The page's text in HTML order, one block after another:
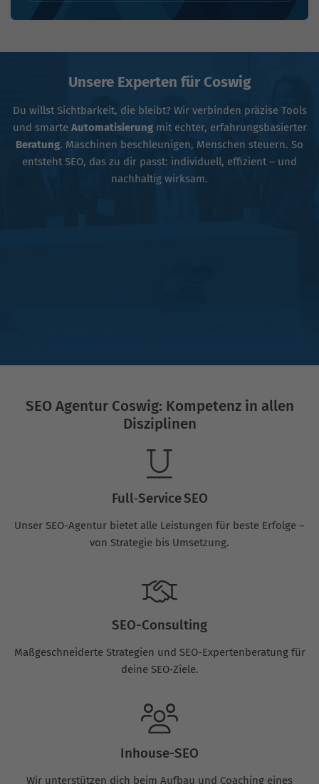
Unsere Experten für Coswig
Du willst Sichtbarkeit, die bleibt? Wir verbinden präzise Tools
und smarte Automatisierungmit echter, erfahrungsbasierter
Beratung. Maschinen beschleunigen, Menschen steuern. So
entsteht SEO, das zu dir passt: individuell, effizient – und
nachhaltig wirksam.
SEO Agentur Coswig: Kompetenz in allen
Disziplinen
Full‑Service SEO
Unser SEO-Agentur bietet alle Leistungen für beste Erfolge –
von Strategie bis Umsetzung.
SEO-Consulting
Maßgeschneiderte Strategien und SEO-Expertenberatung für
deine SEO‑Ziele.
Inhouse-SEO
Wir unterstützen dich beim Aufbau und Coaching eines